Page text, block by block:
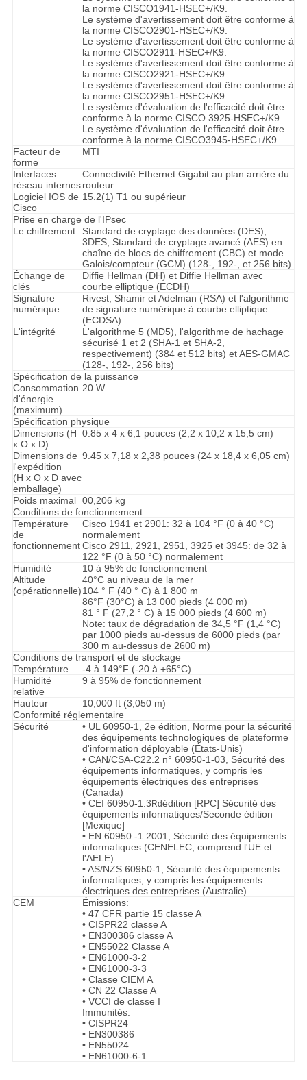
la norme CISCO1941-HSEC+/K9.
Le système d'avertissement doit être conforme à
la norme CISCO2901-HSEC+/K9.
Le système d'avertissement doit être conforme à
la norme CISCO2911-HSEC+/K9.
Le système d'avertissement doit être conforme à
la norme CISCO2921-HSEC+/K9.
Le système d'avertissement doit être conforme à
la norme CISCO2951-HSEC+/K9.
Le système d'évaluation de l'efficacité doit être
conforme à la norme CISCO 3925-HSEC+/K9.
Le système d'évaluation de l'efficacité doit être
conforme à la norme CISCO3945-HSEC+/K9.
Facteur de
forme
MTI
Interfaces
réseau internes
Connectivité Ethernet Gigabit au plan arrière du
routeur
Logiciel IOS de
Cisco
15.2(1) T1 ou supérieur
Prise en charge de l'IPsec
Le chiffrement
Standard de cryptage des données (DES),
3DES, Standard de cryptage avancé (AES) en
chaîne de blocs de chiffrement (CBC) et mode
Galois/compteur (GCM) (128-, 192-, et 256 bits)
Échange de
clés
Diffie Hellman (DH) et Diffie Hellman avec
courbe elliptique (ECDH)
Signature
numérique
Rivest, Shamir et Adelman (RSA) et l'algorithme
de signature numérique à courbe elliptique
(ECDSA)
L'intégrité
L'algorithme 5 (MD5), l'algorithme de hachage
sécurisé 1 et 2 (SHA-1 et SHA-2,
respectivement) (384 et 512 bits) et AES-GMAC
(128-, 192-, 256 bits)
Spécification de la puissance
Consommation
d'énergie
(maximum)
20 W
Spécification physique
Dimensions (H
x O x D)
0.85 x 4 x 6,1 pouces (2,2 x 10,2 x 15,5 cm)
Dimensions de
l'expédition
(H x O x D avec
emballage)
9.45 x 7,18 x 2,38 pouces (24 x 18,4 x 6,05 cm)
Poids maximal 00,206 kg
Conditions de fonctionnement
Température
de
fonctionnement
Cisco 1941 et 2901: 32 à 104 °F (0 à 40 °C)
normalement
Cisco 2911, 2921, 2951, 3925 et 3945: de 32 à
122 °F (0 à 50 °C) normalement
Humidité
10 à 95% de fonctionnement
Altitude
(opérationnelle)
40°C au niveau de la mer
104 ° F (40 ° C) à 1 800 m
86°F (30°C) à 13 000 pieds (4 000 m)
81 ° F (27,2 ° C) à 15 000 pieds (4 600 m)
Note: taux de dégradation de 34,5 °F (1,4 °C)
par 1000 pieds au-dessus de 6000 pieds (par
300 m au-dessus de 2600 m)
Conditions de transport et de stockage
Température
-4 à 149°F (-20 à +65°C)
Humidité
relative
9 à 95% de fonctionnement
Hauteur
10,000 ft (3,050 m)
Conformité réglementaire
Sécurité
• UL 60950-1, 2e édition, Norme pour la sécurité
des équipements technologiques de plateforme
d'information déployable (États-Unis)
• CAN/CSA-C22.2 n° 60950-1-03, Sécurité des
équipements informatiques, y compris les
équipements électriques des entreprises
(Canada)
• CEI 60950-1:3 Rdédition [RPC] Sécurité des
équipements informatiques/Seconde édition
[Mexique]
• EN 60950 -1:2001, Sécurité des équipements
informatiques (CENELEC; comprend l'UE et
l'AELE)
• AS/NZS 60950-1, Sécurité des équipements
informatiques, y compris les équipements
électriques des entreprises (Australie)
CEM
Émissions:
• 47 CFR partie 15 classe A
• CISPR22 classe A
• EN300386 classe A
• EN55022 Classe A
• EN61000-3-2
• EN61000-3-3
• Classe CIEM A
• CN 22 Classe A
• VCCI de classe I
Immunités:
• CISPR24
• EN300386
• EN55024
• EN61000-6-1